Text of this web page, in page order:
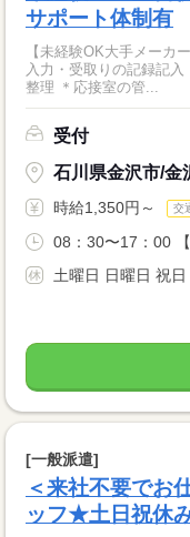
サポート体制有
【未経験OK大手メーカ
入力・受取りの記録記
整理 ＊応接室の管...
受付
石川県金沢市/金
時給1,350円～ 交
08：30〜17：00
土曜日 日曜日 祝日
[一般派遣]
＜来社不要でお
ッフ★土日祝休